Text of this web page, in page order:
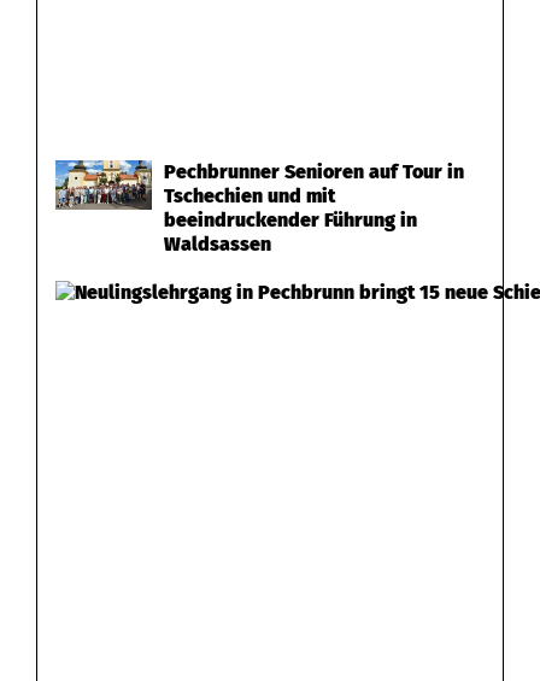
Pechbrunner Senioren auf Tour in
Tschechien und mit
beeindruckender Führung in
Waldsassen